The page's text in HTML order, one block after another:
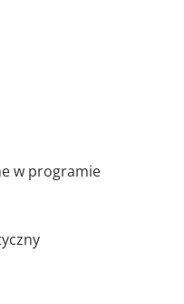
w programie